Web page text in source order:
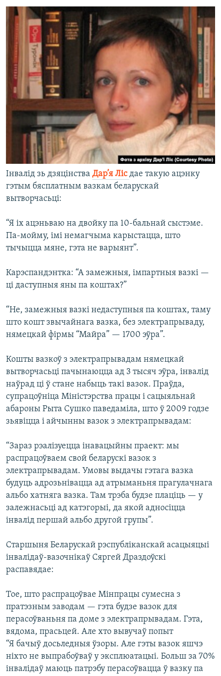
Інвалід зь дзяцінства Дар’я Лісдае такую ацэнку
гэтым бясплатным вазкам беларускай
вытворчасьці:
“Я іх ацэньваю на двойку па 10-бальнай сыстэме.
Па-мойму, імі немагчыма карыстацца, што
тычыцца мяне, гэта не варыянт”.
Карэспандэнтка: “А замежныя, імпартныя вазкі —
ці даступныя яны па коштах?”
“Не, замежныя вазкі недаступныя па коштах, таму
што кошт звычайнага вазка, без электрапрываду,
нямецкай фірмы “Майра” — 1700 эўра”.
Кошты вазкоў з электрапрывадам нямецкай
вытворчасьці пачынаюцца ад 3 тысяч эўра, інвалід
наўрад ці ў стане набыць такі вазок. Праўда,
супрацоўніца Міністэрства працы і сацыяльнай
абароны Рыта Сушко паведаміла, што ў 2009 годзе
зьявіцца і айчынны вазок з электрапрывадам:
“Зараз рэалізуецца інавацыйны праект: мы
распрацоўваем свой беларускі вазок з
электрапрывадам. Умовы выдачы гэтага вазка
будуць адрозьнівацца ад атрыманьня прагулачнага
альбо хатняга вазка. Там трэба будзе плаціць — у
залежнасьці ад катэгорыі, да якой адносіцца
інвалід першай альбо другой групы”.
Старшыня Беларускай рэспубліканскай асацыяцыі
інвалідаў-вазочнікаў Сяргей Драздоўскі
распавядае:
Тое, што распрацоўвае Мінпрацы сумесна з
пратэзным заводам — гэта будзе вазок для
перасоўваньня па доме з электрапрывадам. Гэта,
вядома, прасьцей. Але хто вывучаў попыт
“Я бачыў досьледныя ўзоры. Але гэты вазок яшчэ
ніхто не выпрабоўваў у эксплюатацыі. Больш за 70%
інвалідаў маюць патрэбу перасоўвацца ў вазку па